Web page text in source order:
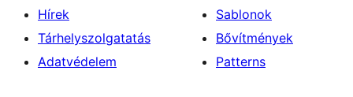
Hírek
Tárhelyszolgatatás
Adatvédelem
Sablonok
Bővítmények
Patterns